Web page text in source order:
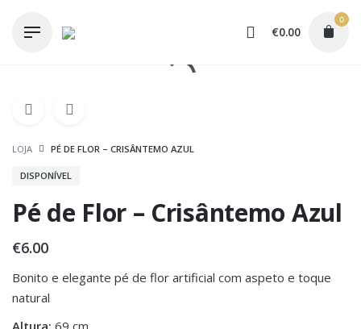
€0.00
0
LOJA PÉ DE FLOR – CRISÂNTEMO AZUL
DISPONÍVEL
Pé de Flor – Crisântemo Azul
€6.00
Bonito e elegante pé de flor artificial com aspeto e toque
natural
Altura: 69 cm